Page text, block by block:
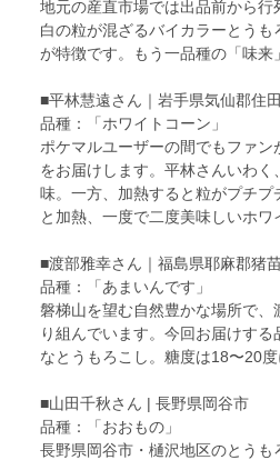
地元の産直市場では出品前から
白の粒が混ざるバイカラーとう
が特徴です。もう一品種の「味来
■平林慧遠さん｜岩手県気仙郡住
品種：「ホワイトコーン」
ポケマルユーザーの間でもファン
をお届けします。平林さんいわ
味。一方、加熱すると粒がプチ
と加熱、一度で二度美味しいホ
■渡部雅幸さん｜福島県耶麻郡猪
品種：「あまいんです」
磐梯山を望む自然豊かな場所で
り組んでいます。今回お届けす
なとうもろこし。糖度は18〜20
■山田千秋さん | 長野県岡谷市
品種：「おおもの」
長野県岡谷市・樋沢地区のとう